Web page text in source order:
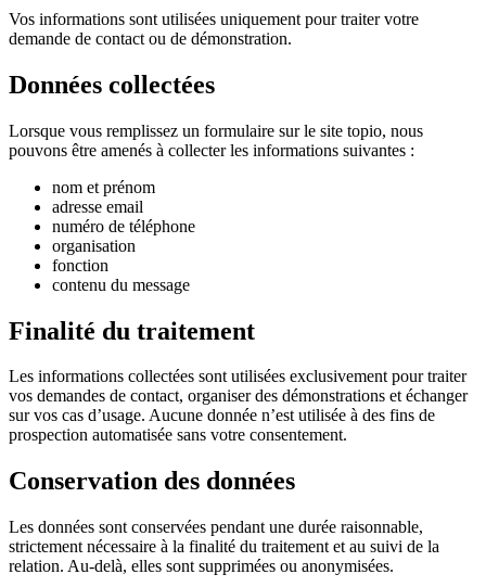
Vos informations sont utilisées uniquement pour traiter votre
demande de contact ou de démonstration.
Données collectées
Lorsque vous remplissez un formulaire sur le site topio, nous
pouvons être amenés à collecter les informations suivantes :
nom et prénom
adresse email
numéro de téléphone
organisation
fonction
contenu du message
Finalité du traitement
Les informations collectées sont utilisées exclusivement pour traiter
vos demandes de contact, organiser des démonstrations et échanger
sur vos cas d’usage. Aucune donnée n’est utilisée à des fins de
prospection automatisée sans votre consentement.
Conservation des données
Les données sont conservées pendant une durée raisonnable,
strictement nécessaire à la finalité du traitement et au suivi de la
relation. Au-delà, elles sont supprimées ou anonymisées.